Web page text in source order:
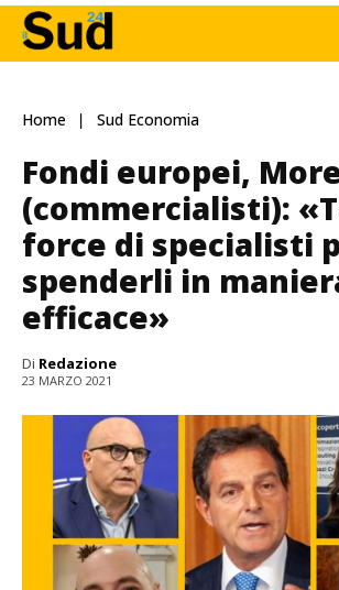
Home Sud Economia
Fondi europei,
(commercialisti):
force di specialisti
spenderli in
efficace»
Di Redazione
23 MARZO 2021